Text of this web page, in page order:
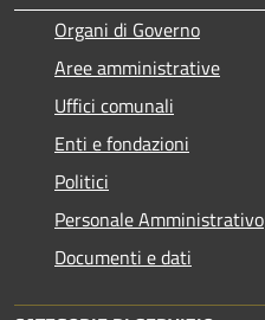
Organi di Governo
Aree amministrative
Uffici comunali
Enti e fondazioni
Politici
Personale Amministrativo
Documenti e dati